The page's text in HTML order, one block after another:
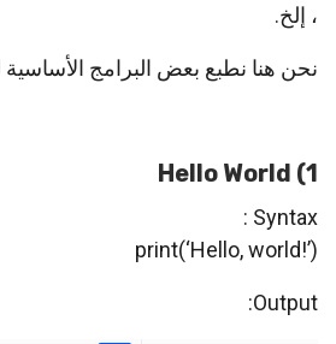
، إلخ.
نحن هنا نطبع بعض البرامج الأساسية
1) Hello World
Syntax :
print(‘Hello, world!’)
Output: